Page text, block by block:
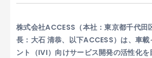
株式会社ACCESS（本社：東京都千代田
長：大石 清恭、以下ACCESS）は、車
ント（IVI）向けサービス開発の活性化